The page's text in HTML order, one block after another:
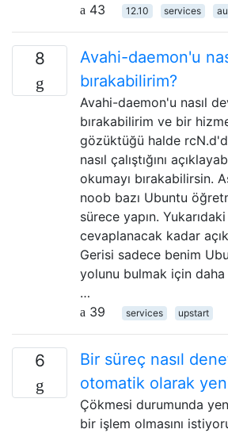
43
12.10 services
8
Avahi-daemon'u
bırakabilirim?
Avahi-daemon'u nasıl
bırakabilirim ve bir
gözüktüğü halde
nasıl çalıştığını
okumayı bırakabilirsin.
noob bazı Ubuntu
sürece yapın.
cevaplanacak kadar
Gerisi sadece benim
yolunu bulmak için daha
…
39
services upstart
6
Bir süreç nasıl
otomatik olarak
Çökmesi durumunda
bir işlem olmasını